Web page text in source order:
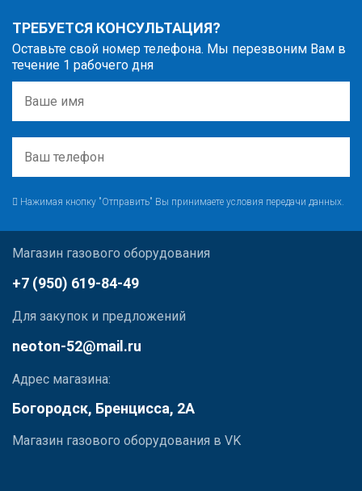
ТРЕБУЕТСЯ КОНСУЛЬТАЦИЯ?
Оставьте свой номер телефона. Мы перезвоним Вам в
течение 1 рабочего дня
Нажимая кнопку "Отправить" Вы принимаете условия передачи данных.
Магазин газового оборудования
+7 (950) 619-84-49
Для закупок и предложений
neoton-52@mail.ru
Адрес магазина:
Богородск, Бренцисса, 2А
Магазин газового оборудования в VK